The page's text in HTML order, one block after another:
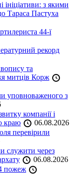
ініціативи: з якими
Тараса Пастуха
44-ї
рекорд
та
митців Корж
уповноваженого з
компанії і
краю
06.08.2026
перевірили
служити через
06.08.2026
пожеж